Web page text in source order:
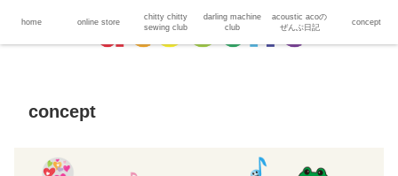
concept
home online store
chitty chitty
sewing club
darling machine
club
acoustic acoの
ぜんぶ日記
concept